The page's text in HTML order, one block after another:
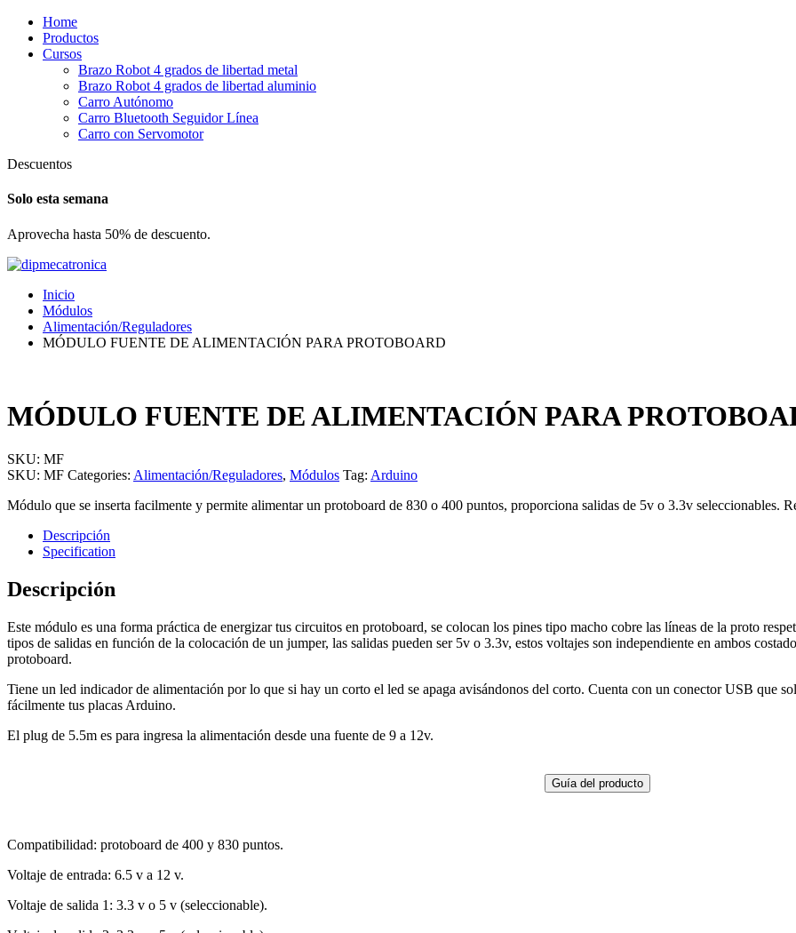
Home
Productos
Cursos
Brazo Robot 4 grados de libertad metal
Brazo Robot 4 grados de libertad aluminio
Carro Autónomo
Carro Bluetooth Seguidor Línea
Carro con Servomotor
Descuentos
Solo esta semana
Aprovecha hasta 50% de descuento.
Inicio
Módulos
Alimentación/Reguladores
MÓDULO FUENTE DE ALIMENTACIÓN PARA PROTOBOARD
MÓDULO FUENTE DE ALIMENTACIÓN PARA
SKU: MF
SKU: MF Categories: Alimentación/Reguladores, Módulos Tag: Arduino
Módulo que se inserta facilmente y permite alimentar un protoboard de 830 o 400 puntos, proporciona salidas de 5v o 3.3v seleccionables.
Descripción
Specification
Descripción
Este módulo es una forma práctica de energizar tus circuitos en protoboard, se colocan los pines tipo macho cobre las líneas de la proto
tipos de salidas en función de la colocación de un jumper, las salidas pueden ser 5v o 3.3v, estos voltajes son independiente en ambos
protoboard.
Tiene un led indicador de alimentación por lo que si hay un corto el led se apaga avisándonos del corto. Cuenta con un conector USB que
fácilmente tus placas Arduino.
El plug de 5.5m es para ingresa la alimentación desde una fuente de 9 a 12v.
Guía del producto
Compatibilidad: protoboard de 400 y 830 puntos.
Voltaje de entrada: 6.5 v a 12 v.
Voltaje de salida 1: 3.3 v o 5 v (seleccionable).